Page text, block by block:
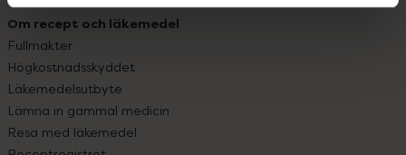
Om recept och läkemedel
Fullmakter
Högkostnadsskyddet
Läkemedelsutbyte
Lämna in gammal medicin
Resa med läkemedel